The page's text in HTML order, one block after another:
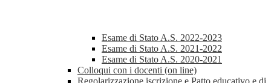
Esame di Stato A.S. 2022-2023
Esame di Stato A.S. 2021-2022
Esame di Stato A.S. 2020-2021
Colloqui con i docenti (on line)